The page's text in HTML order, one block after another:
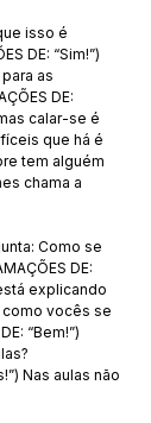
isso é
DE: “Sim!”)
as
DE:
calar-se é
que há é
tem alguém
chama a
DE:
explicando
vocês se
“Bem!”)
Nas aulas não